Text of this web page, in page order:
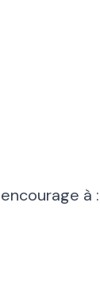
à :